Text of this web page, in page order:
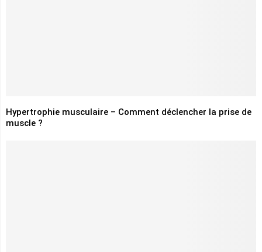
Hypertrophie musculaire – Comment déclencher la prise de
muscle ?